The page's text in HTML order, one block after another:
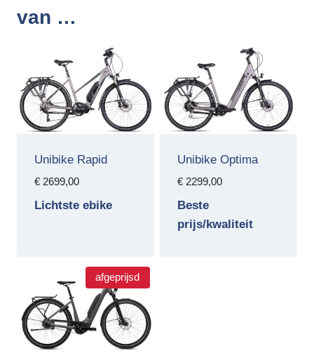
van …
Unibike Rapid
€2699,00
Lichtste ebike
Unibike Optima
€2299,00
Beste
prijs/kwaliteit
afgeprijsd